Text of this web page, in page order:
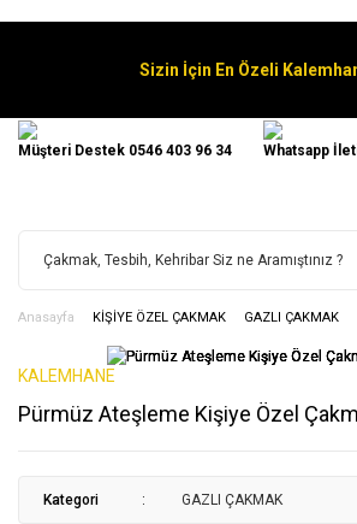
Sizin İçin En Özeli
Müşteri Destek 0546 403 96 34 Whatsapp
Anasayfa KİŞİYE ÖZEL ÇAKMAK GAZLI ÇAKMAK
KALEMHANE
Pürmüz Ateşleme Kişiye Özel
Kategori GAZLI ÇAKMAK